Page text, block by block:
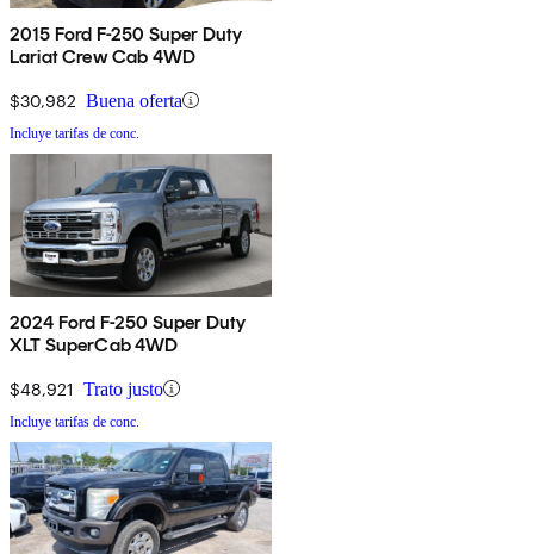
2015 Ford F-250 Super Duty
Lariat Crew Cab 4WD
$30,982 Buena oferta
Incluye tarifas de conc.
2024 Ford F-250 Super Duty
XLT SuperCab 4WD
$48,921 Trato justo
Incluye tarifas de conc.